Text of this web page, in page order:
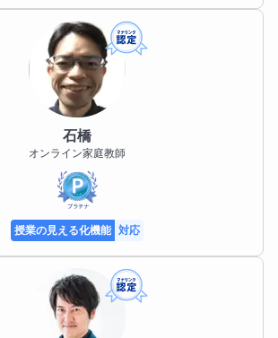
ニブ
オンライン家庭教師
授業の見える化機能